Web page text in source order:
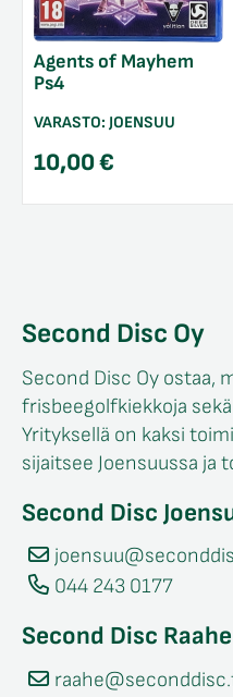
Agents of Mayhem
Ps4
VARASTO: JOENSUU
10,00€
Second Disc Oy
Second Disc Oy ostaa,
frisbeegolfkiekkoja
Yrityksellä on kaksi
sijaitsee Joensuussa ja
Second Disc
044 243 0177
Second Disc Raahe